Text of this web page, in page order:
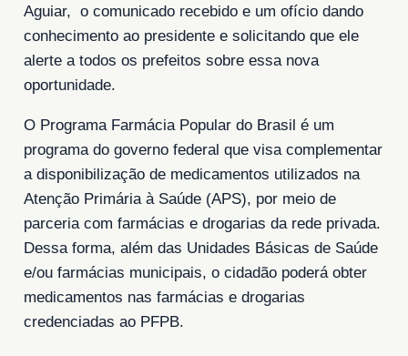
Aguiar, o comunicado recebido e um ofício dando
conhecimento ao presidente e solicitando que ele
alerte a todos os prefeitos sobre essa nova
oportunidade.
O Programa Farmácia Popular do Brasil é um
programa do governo federal que visa complementar
a disponibilização de medicamentos utilizados na
Atenção Primária à Saúde (APS), por meio de
parceria com farmácias e drogarias da rede privada.
Dessa forma, além das Unidades Básicas de Saúde
e/ou farmácias municipais, o cidadão poderá obter
medicamentos nas farmácias e drogarias
credenciadas ao PFPB.